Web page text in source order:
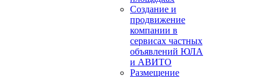
Создание и
продвижение
компании в
сервисах частных
объявлений ЮЛА
и АВИТО
Размещение